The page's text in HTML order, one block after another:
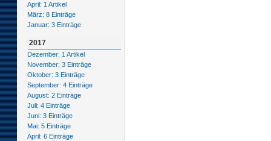
April: 1 Artikel
März: 8 Einträge
Januar: 3 Einträge
2017
Dezember: 1 Artikel
November: 3 Einträge
Oktober: 3 Einträge
September: 4 Einträge
August: 2 Einträge
Juli: 4 Einträge
Juni: 3 Einträge
Mai: 5 Einträge
April: 6 Einträge